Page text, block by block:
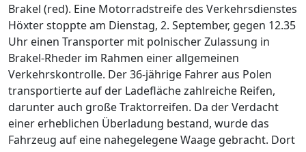
Brakel (red). Eine Motorradstreife des Verkehrsdienstes
Höxter stoppte am Dienstag, 2. September, gegen 12.35
Uhr einen Transporter mit polnischer Zulassung in
Brakel-Rheder im Rahmen einer allgemeinen
Verkehrskontrolle. Der 36-jährige Fahrer aus Polen
transportierte auf der Ladefläche zahlreiche Reifen,
darunter auch große Traktorreifen. Da der Verdacht
einer erheblichen Überladung bestand, wurde das
Fahrzeug auf eine nahegelegene Waage gebracht. Dort